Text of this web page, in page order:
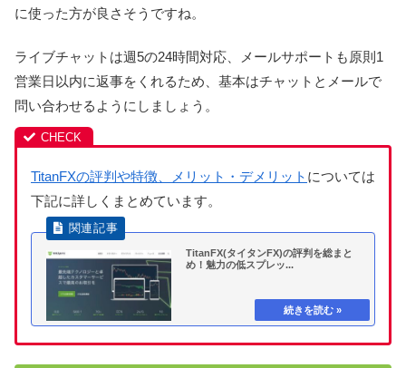
に使った方が良さそうですね。
ライブチャットは週5の24時間対応、メールサポートも原則1
営業日以内に返事をくれるため、基本はチャットとメールで
問い合わせるようにしましょう。
TitanFXの評判や特徴、メリット・デメリット については
下記に詳しくまとめています。
TitanFX(タイタンFX)の評判を総まと
め！魅力の低スプレッ...